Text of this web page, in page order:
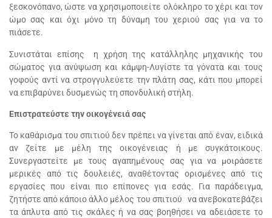
ξεσκονόπανο, ώστε να χρησιμοποιείτε ολόκληρο το χέρι και τον
ώμο σας και όχι μόνο τη δύναμη του χεριού σας για να το
πιάσετε.
Συνιστάται επίσης η χρήση της κατάλληλης μηχανικής του
σώματος για ανύψωση και κάμψη-Λυγίστε τα γόνατα και τους
γοφούς αντί να στρογγυλεύετε την πλάτη σας, κάτι που μπορεί
να επιβαρύνει δυσμενώς τη σπονδυλική στήλη.
Επιστρατεύστε την οικογένειά σας
Το καθάρισμα του σπιτιού δεν πρέπει να γίνεται από έναν, ειδικά
αν ζείτε με μέλη της οικογένειας ή με συγκάτοικους.
Συνεργαστείτε με τους αγαπημένους σας για να μοιράσετε
μερικές από τις δουλειές, αναθέτοντας ορισμένες από τις
εργασίες που είναι πιο επίπονες για εσάς. Για παράδειγμα,
ζητήστε από κάποιο άλλο μέλος του σπιτιού να ανεβοκατεβάζει
τα άπλυτα από τις σκάλες ή να σας βοηθήσει να αδειάσετε το